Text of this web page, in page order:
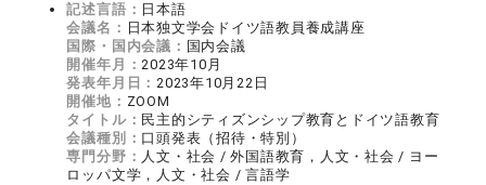
記述言語： 日本語
会議名： 日本独文学会ドイツ語教員養成講座
国際・国内会議： 国内会議
開催年月：2023年10月
発表年月日：2023年10月22日
開催地： ZOOM
タイトル： 民主的シティズンシップ教育とドイツ語教育
会議種別： 口頭発表（招待・特別）
専門分野： 人文・社会 / 外国語教育，人文・社会 / ヨー
ロッパ文学，人文・社会 / 言語学